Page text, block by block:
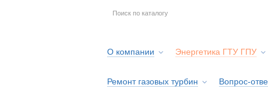
О компании Энергетика ГТУ ГПУ
Ремонт газовых турбин Вопрос-